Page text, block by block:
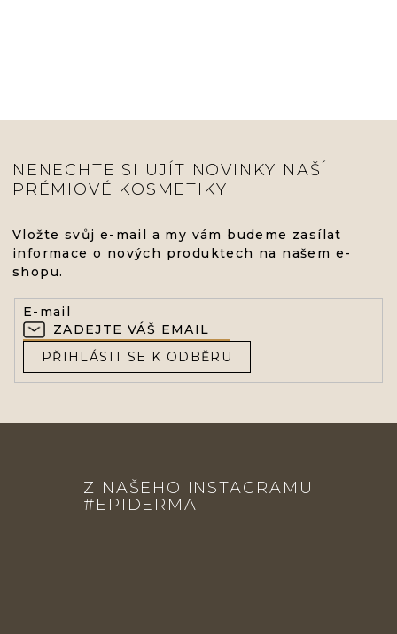
NENECHTE SI UJÍT NOVINKY NAŠÍ
PRÉMIOVÉ KOSMETIKY
Vložte svůj e-mail a my vám budeme zasílat
informace o nových produktech na našem e-
shopu.
E-mail
PŘIHLÁSIT SE K ODBĚRU
Z NAŠEHO INSTAGRAMU
#EPIDERMA